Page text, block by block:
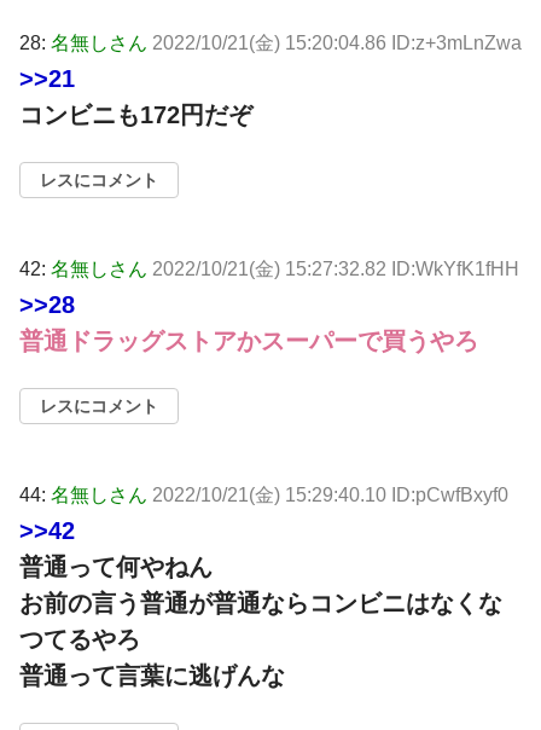
28: 名無しさん 2022/10/21(金) 15:20:04.86 ID:z+3mLnZwa
>>21
コンビニも172円だぞ
レスにコメント
42: 名無しさん 2022/10/21(金) 15:27:32.82 ID:WkYfK1fHH
>>28
普通ドラッグストアかスーパーで買うやろ
レスにコメント
44: 名無しさん 2022/10/21(金) 15:29:40.10 ID:pCwfBxyf0
>>42
普通って何やねん
お前の言う普通が普通ならコンビニはなくな
つてるやろ
普通って言葉に逃げんな